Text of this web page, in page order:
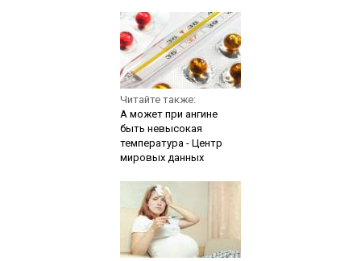
Читайте также:
А может при ангине
быть невысокая
температура - Центр
мировых данных